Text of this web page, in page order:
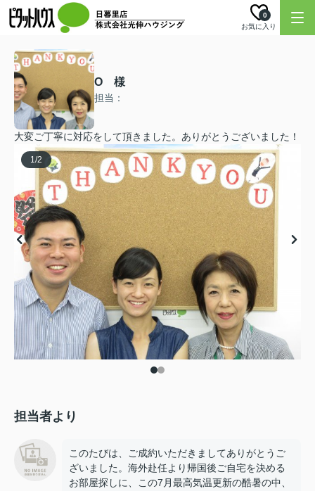
お気に入り
0
O 様
担当：
大変ご丁寧に対応をして頂きました。ありがとうございました！
1/2
担当者より
このたびは、ご成約いただきましてありがとうご
ざいました。海外赴任より帰国後ご自宅を決める
お部屋探しに、この7月最高気温更新の酷暑の中、